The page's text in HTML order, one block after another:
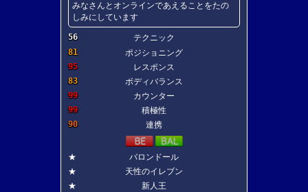
みなさんとオンラインであえることをたの
しみにしています
56
テクニック
81
ポジショニング
95
レスポンス
83
ボディバランス
99
カウンター
99
積極性
90
連携
★
バロンドール
★
天性のイレブン
★
新人王